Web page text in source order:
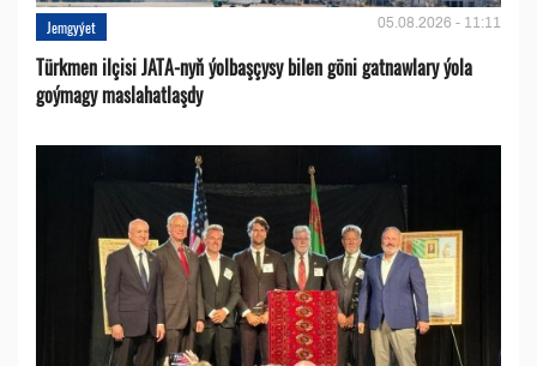
Jemgyýet 05.08.2026 - 11:11
Türkmen ilçisi JATA-nyň ýolbaşçysy bilen göni gatnawlary ýola
goýmagy maslahatlaşdy